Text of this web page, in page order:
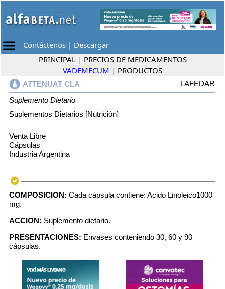
Contáctenos | Descargar
PRINCIPAL | PRECIOS DE MEDICAMENTOS
VADEMECUM | PRODUCTOS
ATTENUAT CLA
LAFEDAR
Suplemento Dietario
Suplementos Dietarios [Nutrición]
Venta Libre
Cápsulas
Industria Argentina
COMPOSICION: Cada cápsula contiene: Acido Linoleico1000
mg.
ACCION: Suplemento dietario.
PRESENTACIONES: Envases conteniendo 30, 60 y 90
cápsulas.